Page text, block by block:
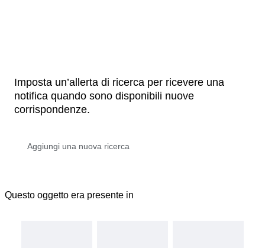
Imposta un’allerta di ricerca per ricevere una
notifica quando sono disponibili nuove
corrispondenze.
Questo oggetto era presente in